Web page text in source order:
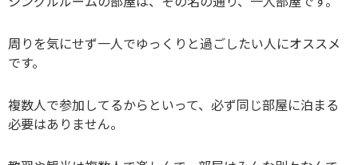
周りを気にせず一人でゆっくりと過ごしたい人にオススメ
です。
複数人で参加してるからといって、必ず同じ部屋に泊まる
必要はありません。